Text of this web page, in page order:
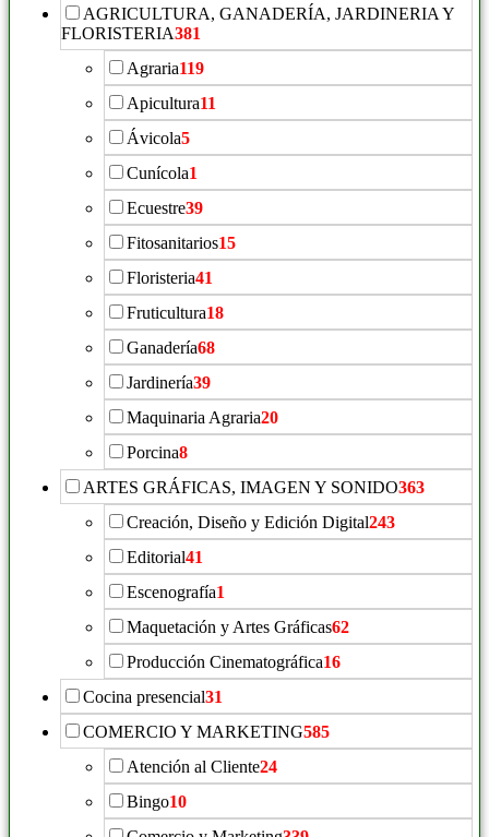
AGRICULTURA, GANADERÍA, JARDINERIA Y
FLORISTERIA381
Agraria119
Apicultura11
Ávicola5
Cunícola1
Ecuestre39
Fitosanitarios15
Floristeria41
Fruticultura18
Ganadería68
Jardinería39
Maquinaria Agraria20
Porcina8
ARTES GRÁFICAS, IMAGEN Y SONIDO363
Creación, Diseño y Edición Digital243
Editorial41
Escenografía1
Maquetación y Artes Gráficas62
Producción Cinematográfica16
Cocina presencial31
COMERCIO Y MARKETING585
Atención al Cliente24
Bingo10